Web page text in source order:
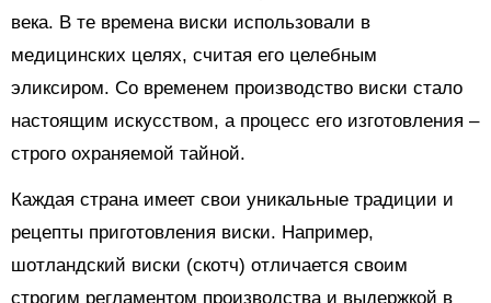
века. В те времена виски использовали в
медицинских целях, считая его целебным
эликсиром. Со временем производство виски стало
настоящим искусством, а процесс его изготовления –
строго охраняемой тайной.
Каждая страна имеет свои уникальные традиции и
рецепты приготовления виски. Например,
шотландский виски (скотч) отличается своим
строгим регламентом производства и выдержкой в